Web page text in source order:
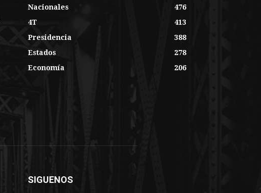
Nacionales
476
4T
413
Presidencia
388
Estados
278
Economía
206
SIGUENOS